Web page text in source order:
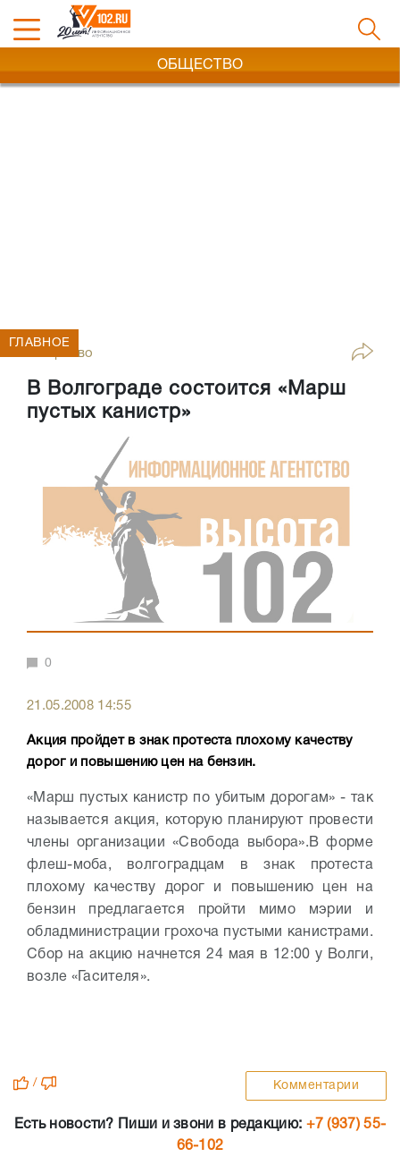
ОБЩЕСТВО
Общество
В Волгограде состоится «Марш
пустых канистр»
ГЛАВНОЕ
0
21.05.2008 14:55
Акция пройдет в знак протеста плохому качеству
дорог и повышению цен на бензин.
«Марш пустых канистр по убитым дорогам» - так
называется акция, которую планируют провести
члены организации «Свобода выбора». В форме
флеш-моба, волгоградцам в знак протеста
плохому качеству дорог и повышению цен на
бензин предлагается пройти мимо мэрии и
обладминистрации грохоча пустыми канистрами.
Сбор на акцию начнется 24 мая в 12:00 у Волги,
возле «Гасителя».
/ Комментарии
Есть новости? Пиши и звони в редакцию: +7 (937) 55-
66-102